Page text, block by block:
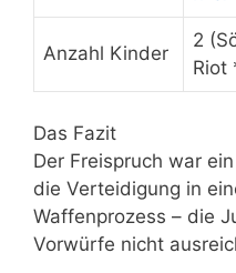
Anzahl Kinder
2
Riot
Das Fazit
Der Freispruch war
die Verteidigung in
Waffenprozess – die
Vorwürfe nicht